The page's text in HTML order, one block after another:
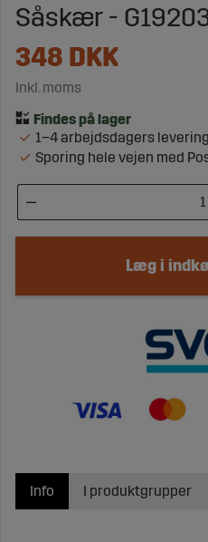
Såskær -
348 DKK
Inkl. moms
1–4 arbejdsdagers levering
Sporing hele vejen med
Læg i
Info I produktgrupper